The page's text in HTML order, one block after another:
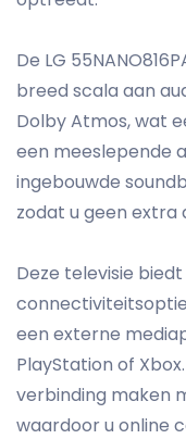
De LG
breed scala aan
Dolby Atmos, wat
een meeslepende
ingebouwde
zodat u geen extra
Deze televisie
een externe
PlayStation of
verbinding maken
waardoor u online